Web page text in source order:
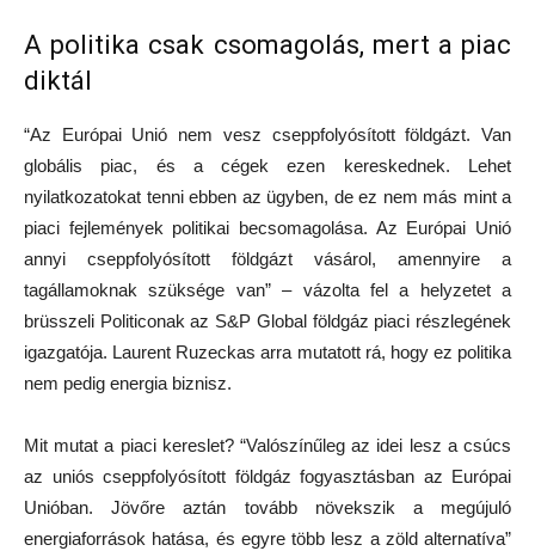
A politika csak csomagolás, mert a piac
diktál
“Az Európai Unió nem vesz cseppfolyósított földgázt. Van
globális piac, és a cégek ezen kereskednek. Lehet
nyilatkozatokat tenni ebben az ügyben, de ez nem más mint a
piaci fejlemények politikai becsomagolása. Az Európai Unió
annyi cseppfolyósított földgázt vásárol, amennyire a
tagállamoknak szüksége van” – vázolta fel a helyzetet a
brüsszeli Politiconak az S&P Global földgáz piaci részlegének
igazgatója. Laurent Ruzeckas arra mutatott rá, hogy ez politika
nem pedig energia biznisz.
Mit mutat a piaci kereslet? “Valószínűleg az idei lesz a csúcs
az uniós cseppfolyósított földgáz fogyasztásban az Európai
Unióban. Jövőre aztán tovább növekszik a megújuló
energiaforrások hatása, és egyre több lesz a zöld alternatíva”